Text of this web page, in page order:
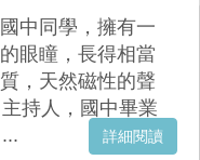
中同學，擁有一
眼瞳，長得相當
，天然磁性的聲
持人，國中畢業
詳細閱讀